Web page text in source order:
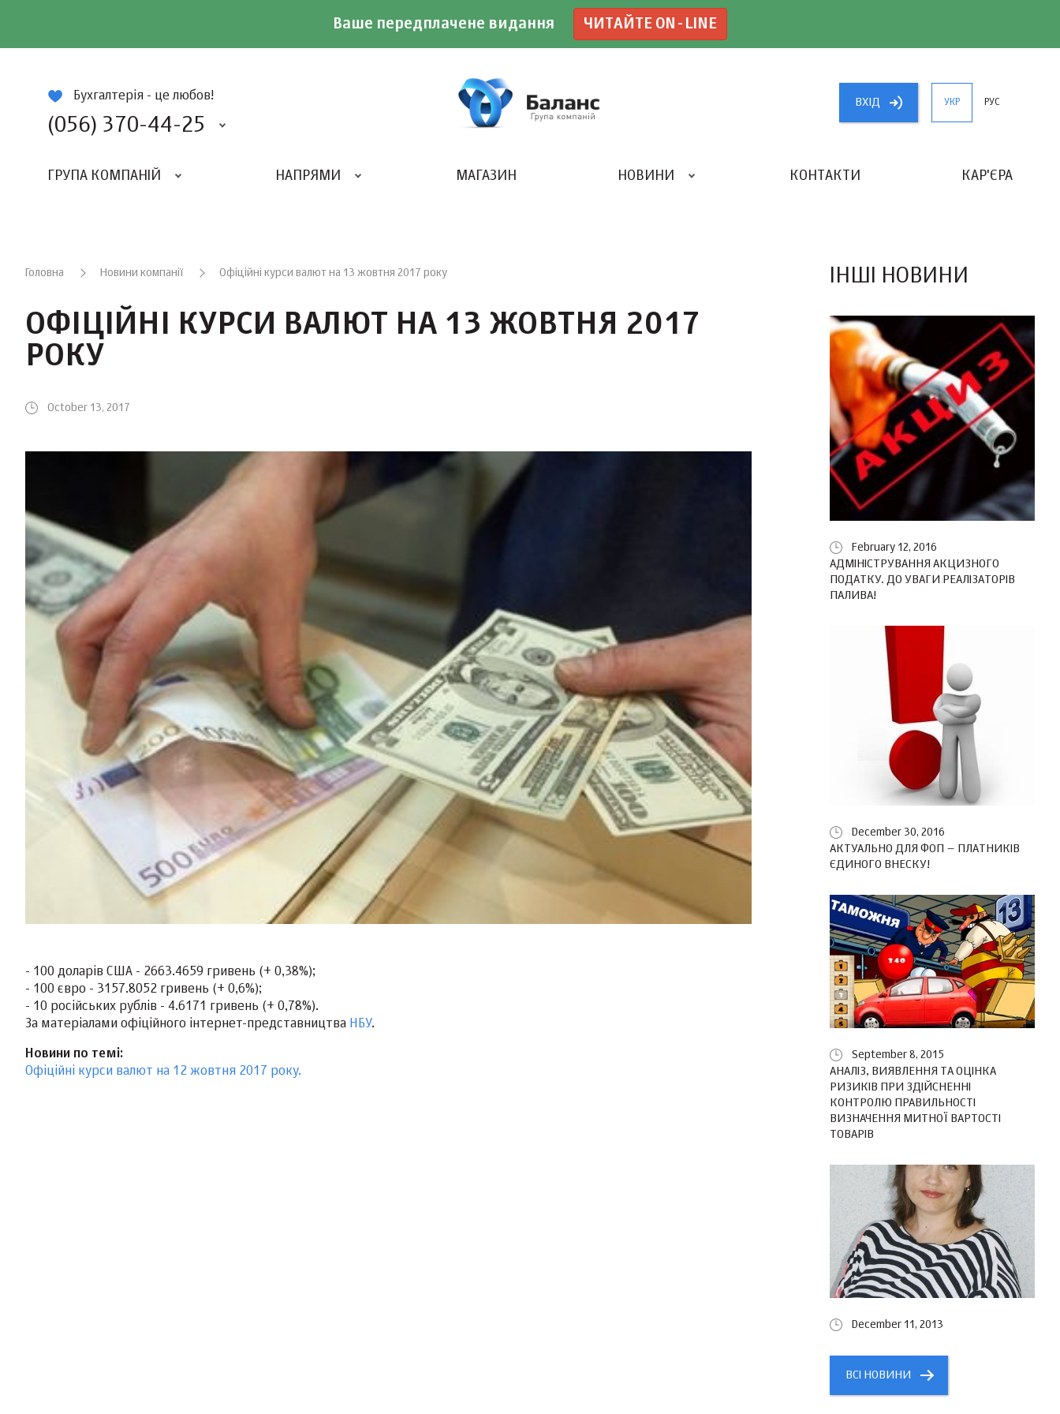
Ваше передплачене видання ЧИТАЙТЕ ON-LINE
Бухгалтерія - це любов!
(056) 370-44-25
ВХIД УКР РУС
ГРУПА КОМПАНІЙ НАПРЯМИ МАГАЗИН НОВИНИ КОНТАКТИ КАР'ЄРА
Головна Новини компанії Офіційні курси валют на 13 жовтня 2017 року
ОФІЦІЙНІ КУРСИ ВАЛЮТ НА 13 ЖОВТНЯ 2017
РОКУ
October 13, 2017
- 100 доларів США - 2663.4659 гривень (+ 0,38%);
- 100 євро - 3157.8052 гривень (+ 0,6%);
- 10 російських рублів - 4.6171 гривень (+ 0,78%).
За матеріалами офіційного інтернет-представництва НБУ.
Новини по темі:
Офіційні курси валют на 12 жовтня 2017 року.
ІНШІ НОВИНИ
February 12, 2016
АДМІНІСТРУВАННЯ АКЦИЗНОГО
ПОДАТКУ. ДО УВАГИ РЕАЛІЗАТОРІВ
ПАЛИВА!
December 30, 2016
АКТУАЛЬНО ДЛЯ ФОП – ПЛАТНИКІВ
ЄДИНОГО ВНЕСКУ!
September 8, 2015
АНАЛІЗ, ВИЯВЛЕННЯ ТА ОЦІНКА
РИЗИКІВ ПРИ ЗДІЙСНЕННІ
КОНТРОЛЮ ПРАВИЛЬНОСТІ
ВИЗНАЧЕННЯ МИТНОЇ ВАРТОСТІ
ТОВАРІВ
December 11, 2013
ВСІ НОВИНИ